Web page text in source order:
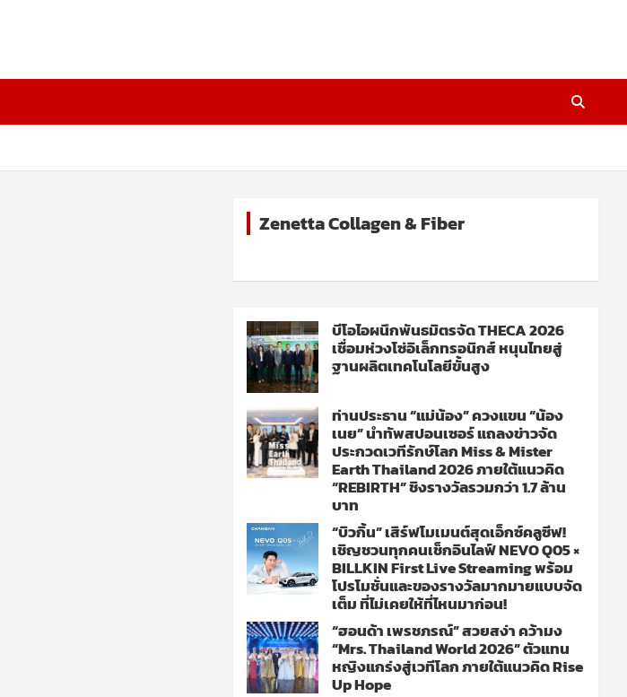
Zenetta Collagen & Fiber
บีโอไอผนึกพันธมิตรจัด THECA 2026
เชื่อมห่วงโซ่อิเล็กทรอนิกส์ หนุนไทยสู่
ฐานผลิตเทคโนโลยีขั้นสูง
ท่านประธาน “แม่น้อง” ควงแขน “น้อง
เนย” นำทัพสปอนเซอร์ แถลงข่าวจัด
ประกวดเวทีรักษ์โลก Miss & Mister
Earth Thailand 2026 ภายใต้แนวคิด
“REBIRTH” ชิงรางวัลรวมกว่า 1.7 ล้าน
บาท
“บิวกิ้น” เสิร์ฟโมเมนต์สุดเอ็กซ์คลูซีฟ!
เชิญชวนทุกคนเช็กอินไลฟ์ NEVO Q05 ×
BILLKIN First Live Streaming พร้อม
โปรโมชั่นและของรางวัลมากมายแบบจัด
เต็ม ที่ไม่เคยให้ที่ไหนมาก่อน!
“ฮอนด้า เพรชภรณ์” สวยสง่า คว้ามง
“Mrs. Thailand World 2026” ตัวแทน
หญิงแกร่งสู่เวทีโลก ภายใต้แนวคิด Rise
Up Hope